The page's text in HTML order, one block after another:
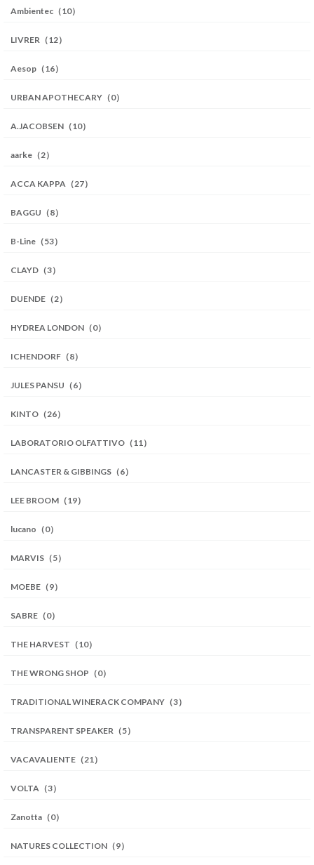
Ambientec（10）
LIVRER（12）
Aesop（16）
URBAN APOTHECARY（0）
A.JACOBSEN（10）
aarke（2）
ACCA KAPPA（27）
BAGGU（8）
B-Line（53）
CLAYD（3）
DUENDE（2）
HYDREA LONDON（0）
ICHENDORF（8）
JULES PANSU（6）
KINTO（26）
LABORATORIO OLFATTIVO（11）
LANCASTER & GIBBINGS（6）
LEE BROOM（19）
lucano（0）
MARVIS（5）
MOEBE（9）
SABRE（0）
THE HARVEST（10）
THE WRONG SHOP（0）
TRADITIONAL WINERACK COMPANY（3）
TRANSPARENT SPEAKER（5）
VACAVALIENTE（21）
VOLTA（3）
Zanotta（0）
NATURES COLLECTION（9）